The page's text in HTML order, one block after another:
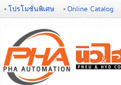
โปรโมชั่นพิเศษ Online Catalog